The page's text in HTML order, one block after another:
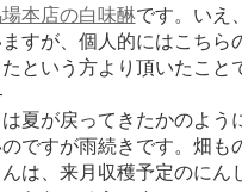
場本店の白味醂です。いえ
すが、個人的にはこちら
という方より頂いたこと
夏が戻ってきたかのよ
ですが雨続きです。畑も
んは、来月収穫予定のに